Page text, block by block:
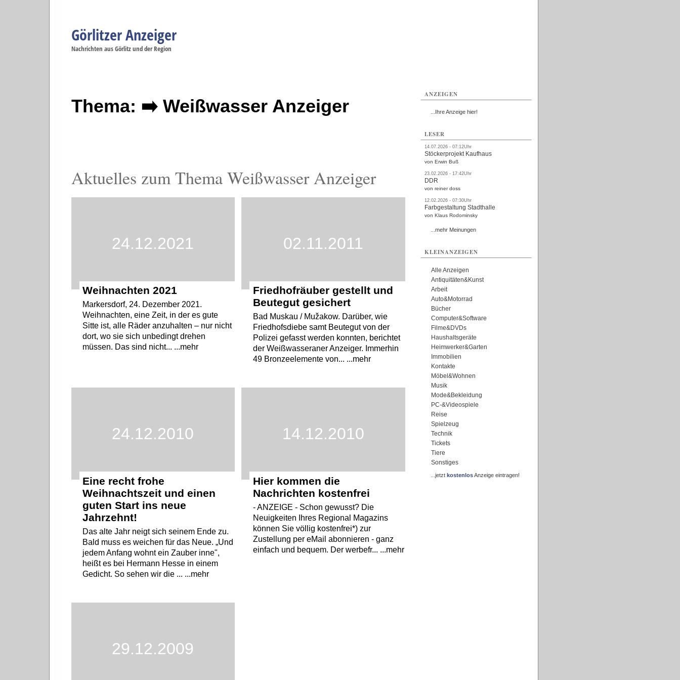
Görlitzer Anzeiger
Nachrichten aus Görlitz und der Region
Thema: ➡️ Weißwasser Anzeiger
Aktuelles zum Thema Weißwasser Anzeiger
24.12.2021
Weihnachten 2021
Markersdorf, 24. Dezember 2021.
Weihnachten, eine Zeit, in der es gute
Sitte ist, alle Räder anzuhalten – nur nicht
dort, wo sie sich unbedingt drehen
müssen. Das sind nicht... ...mehr
02.11.2011
Friedhofräuber gestellt und
Beutegut gesichert
Bad Muskau / Mužakow. Darüber, wie
Friedhofsdiebe samt Beutegut von der
Polizei gefasst werden konnten, berichtet
der Weißwasseraner Anzeiger. Immerhin
49 Bronzeelemente von... ...mehr
24.12.2010
Eine recht frohe
Weihnachtszeit und einen
guten Start ins neue
Jahrzehnt!
Das alte Jahr neigt sich seinem Ende zu.
Bald muss es weichen für das Neue. „Und
jedem Anfang wohnt ein Zauber inne",
heißt es bei Hermann Hesse in einem
Gedicht. So sehen wir die ... ...mehr
14.12.2010
Hier kommen die
Nachrichten kostenfrei
- ANZEIGE - Schon gewusst? Die
Neuigkeiten Ihres Regional Magazins
können Sie völlig kostenfrei*) zur
Zustellung per eMail abonnieren - ganz
einfach und bequem. Der werbefr... ...mehr
29.12.2009
ANZEIGEN
...Ihre Anzeige hier!
LESER
14.07.2026 - 07:12Uhr
Stöckerprojekt Kaufhaus
von Erwin Buß
23.02.2026 - 17:42Uhr
DDR
von reiner doss
12.02.2026 - 07:30Uhr
Farbgestaltung Stadthalle
von Klaus Rodominsky
...mehr Meinungen
KLEINANZEIGEN
Alle Anzeigen
Antiquitäten&Kunst
Arbeit
Auto&Motorrad
Bücher
Computer&Software
Filme&DVDs
Haushaltsgeräte
Heimwerker&Garten
Immobilien
Kontakte
Möbel&Wohnen
Musik
Mode&Bekleidung
PC-&Videospiele
Reise
Spielzeug
Technik
Tickets
Tiere
Sonstiges
...jetzt kostenlosAnzeige eintragen!